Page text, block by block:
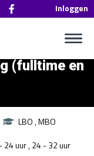
Inloggen
(fulltime en
LBO MBO
24 uur 24 - 32 uur